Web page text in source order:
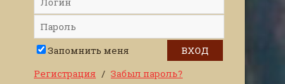
Запомнить меня
Регистрация
Забыл пароль?